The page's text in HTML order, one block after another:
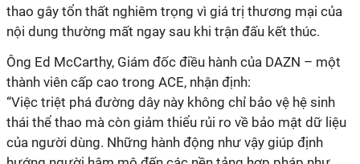
thao gây tổn thất nghiêm trọng vì giá trị thương mại của
nội dung thường mất ngay sau khi trận đấu kết thúc.
Ông Ed McCarthy, Giám đốc điều hành của DAZN – một
thành viên cấp cao trong ACE, nhận định:
“Việc triệt phá đường dây này không chỉ bảo vệ hệ sinh
thái thể thao mà còn giảm thiểu rủi ro về bảo mật dữ liệu
của người dùng. Những hành động như vậy giúp định